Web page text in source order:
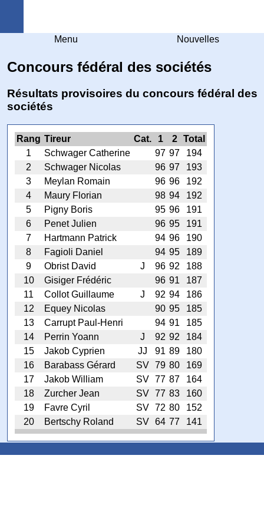
Menu Nouvelles
Concours fédéral des sociétés
Résultats provisoires du concours fédéral des
sociétés
Rang Tireur Cat. 1 2
Total
1
Schwager Catherine 97 97
194
2
Schwager Nicolas 96 97
193
3
Meylan Romain 96 96
192
4
Maury Florian 98 94
192
5
Pigny Boris 95 96
191
6
Penet Julien 96 95
191
7
Hartmann Patrick 94 96
190
8
Fagioli Daniel 94 95
189
9
Obrist David J 96 92
188
10
Gisiger Frédéric 96 91
187
11
Collot Guillaume J 92 94
186
12
Equey Nicolas 90 95
185
13
Carrupt Paul-Henri 94 91
185
14
Perrin Yoann J 92 92
184
15
Jakob Cyprien JJ 91 89
180
16
Barabass Gérard SV 79 80
169
17
Jakob William SV 77 87
164
18
Zurcher Jean SV 77 83
160
19
Favre Cyril SV 72 80
152
20
Bertschy Roland SV 64 77 141